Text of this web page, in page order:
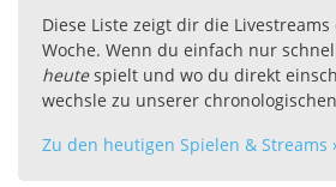
Diese Liste zeigt dir die
Woche. Wenn du einfach nur
heutespielt und wo du direkt
wechsle zu unserer
Zu den heutigen Spielen & Streams